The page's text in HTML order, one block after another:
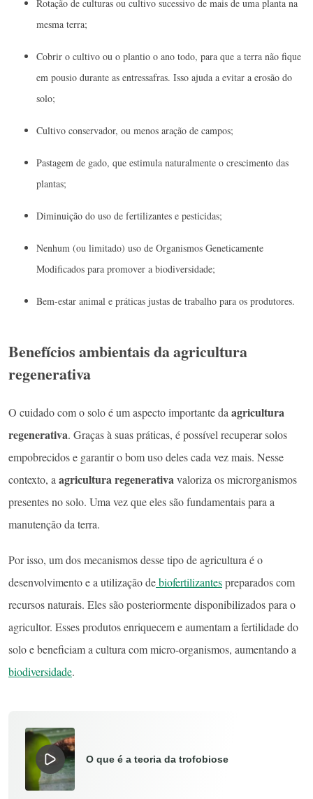
Rotação de culturas ou cultivo sucessivo de mais de uma planta na
mesma terra;
Cobrir o cultivo ou o plantio o ano todo, para que a terra não fique
em pousio durante as entressafras. Isso ajuda a evitar a erosão do
solo;
Cultivo conservador, ou menos aração de campos;
Pastagem de gado, que estimula naturalmente o crescimento das
plantas;
Diminuição do uso de fertilizantes e pesticidas;
Nenhum (ou limitado) uso de Organismos Geneticamente
Modificados para promover a biodiversidade;
Bem-estar animal e práticas justas de trabalho para os produtores.
Benefícios ambientais da agricultura
regenerativa
O cuidado com o solo é um aspecto importante da agricultura
regenerativa. Graças à suas práticas, é possível recuperar solos
empobrecidos e garantir o bom uso deles cada vez mais. Nesse
contexto, a agricultura regenerativavaloriza os microrganismos
presentes no solo. Uma vez que eles são fundamentais para a
manutenção da terra.
Por isso, um dos mecanismos desse tipo de agricultura é o
desenvolvimento e a utilização debiofertilizantespreparados com
recursos naturais. Eles são posteriormente disponibilizados para o
agricultor. Esses produtos enriquecem e aumentam a fertilidade do
solo e beneficiam a cultura com micro-organismos, aumentando a
biodiversidade.
O que é a teoria da trofobiose